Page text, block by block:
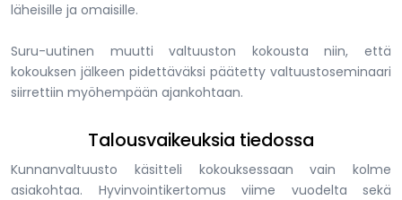
läheisille ja omaisille.
Suru-uutinen muutti valtuuston kokousta niin, että
kokouksen jälkeen pidettäväksi päätetty valtuustoseminaari
siirrettiin myöhempään ajankohtaan.
Talousvaikeuksia tiedossa
Kunnanvaltuusto käsitteli kokouksessaan vain kolme
asiakohtaa. Hyvinvointikertomus viime vuodelta sekä